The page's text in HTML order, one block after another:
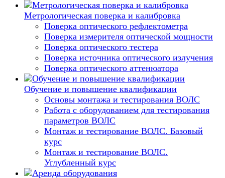
Метрологическая поверка и калибровка
Поверка оптического рефлектометра
Поверка измерителя оптической мощности
Поверка оптического тестера
Поверка источника оптического излучения
Поверка оптического аттенюатора
Обучение и повышение квалификации
Основы монтажа и тестирования ВОЛС
Работа с оборудованием для тестирования
параметров ВОЛС
Монтаж и тестирование ВОЛС. Базовый
курс
Монтаж и тестирование ВОЛС.
Углубленный курс